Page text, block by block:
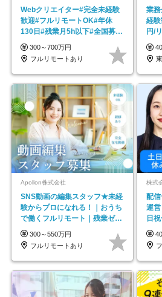
Webクリエイター#完全未経験
歓迎#フルリモートOK#年休
130日#残業月5h以下#全国募集
#最大1年の研修
300～700万円
フルリモートあり
業
経
円/
Apollon株式会社
SNS動画の編集スタッフ★未経
験からプロになれる！｜おうち
で働くフルリモート｜残業ゼロ
で18時退勤◎
300～550万円
フルリモートあり
株式
配
運
日
600